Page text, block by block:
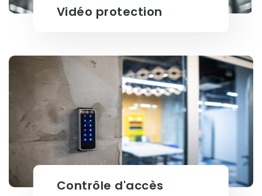
Vidéo protection
Vidéo protection
Contrôle d'accès